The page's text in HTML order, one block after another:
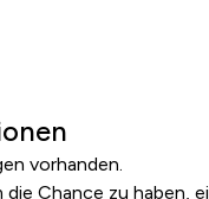
vorhanden.
Chance zu haben,